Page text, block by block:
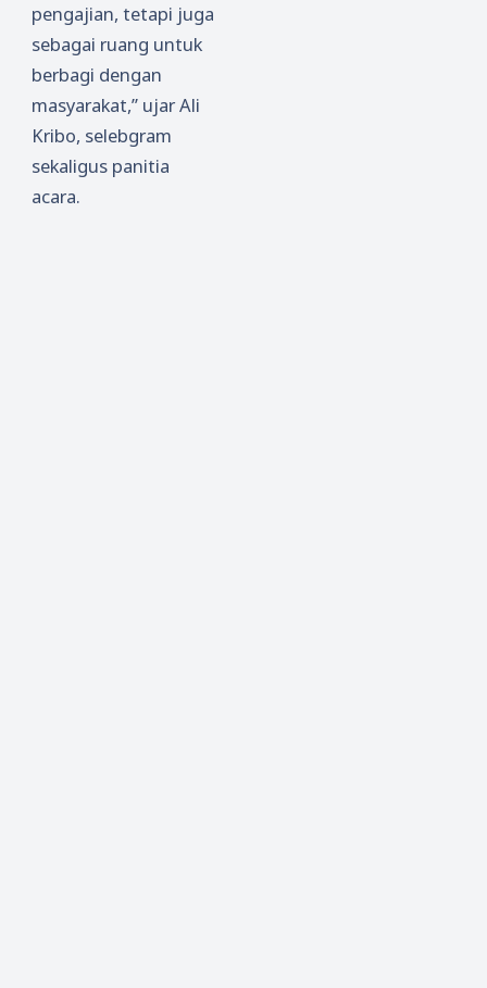
pengajian, tetapi juga
sebagai ruang untuk
berbagi dengan
masyarakat,” ujar Ali
Kribo, selebgram
sekaligus panitia
acara.